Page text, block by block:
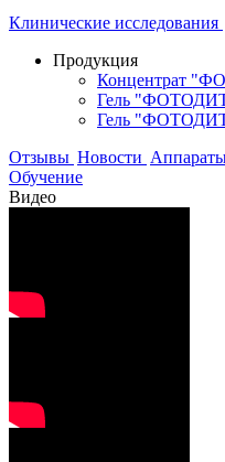
Клинические исследования
Продукция
Концентрат
Гель
Гель
Отзывы Новости
Обучение
Видео